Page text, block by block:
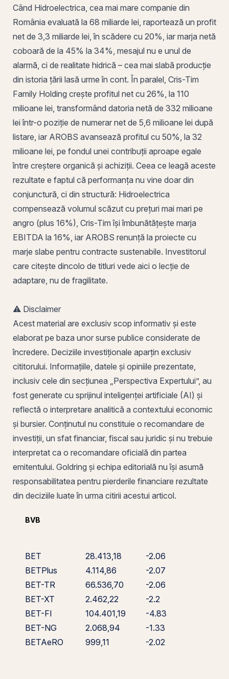
Când Hidroelectrica, cea mai mare companie din
România evaluată la 68 miliarde lei, raportează un profit
net de 3,3 miliarde lei, în scădere cu 20%, iar marja netă
coboară de la 45% la 34%, mesajul nu e unul de
alarmă, ci de realitate hidrică – cea mai slabă producție
din istoria țării lasă urme în cont. În paralel, Cris-Tim
Family Holding crește profitul net cu 26%, la 110
milioane lei, transformând datoria netă de 332 milioane
lei într-o poziție de numerar net de 5,6 milioane lei după
listare, iar AROBS avansează profitul cu 50%, la 32
milioane lei, pe fondul unei contribuții aproape egale
între creștere organică și achiziții. Ceea ce leagă aceste
rezultate e faptul că performanța nu vine doar din
conjunctură, ci din structură: Hidroelectrica
compensează volumul scăzut cu prețuri mai mari pe
angro (plus 16%), Cris-Tim își îmbunătățește marja
EBITDA la 16%, iar AROBS renunță la proiecte cu
marje slabe pentru contracte sustenabile. Investitorul
care citește dincolo de titluri vede aici o lecție de
adaptare, nu de fragilitate.
⚠️ Disclaimer
Acest material are exclusiv scop informativ și este
elaborat pe baza unor surse publice considerate de
încredere. Deciziile investiționale aparțin exclusiv
cititorului. Informațiile, datele și opiniile prezentate,
inclusiv cele din secțiunea „Perspectiva Expertului”, au
fost generate cu sprijinul inteligenței artificiale (AI) și
reflectă o interpretare analitică a contextului economic
și bursier. Conținutul nu constituie o recomandare de
investiții, un sfat financiar, fiscal sau juridic și nu trebuie
interpretat ca o recomandare oficială din partea
emitentului. Goldring și echipa editorială nu își asumă
responsabilitatea pentru pierderile financiare rezultate
din deciziile luate în urma citirii acestui articol.
BVB
BET 28.413,18
-2.06
BETPlus
4.114,86
-2.07
BET-TR
66.536,70
-2.06
BET-XT
2.462,22
-2.2
BET-FI
104.401,19
-4.83
BET-NG
2.068,94
-1.33
BETAeRO
999,11 -2.02